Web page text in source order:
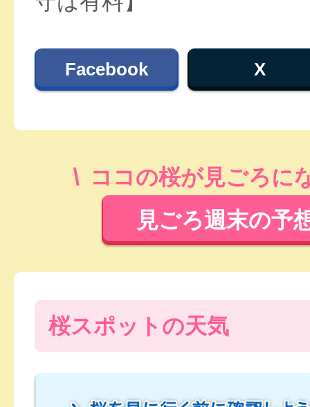
Facebook X
ココの桜が見ごろに
見ごろ週末の予
桜スポットの天気